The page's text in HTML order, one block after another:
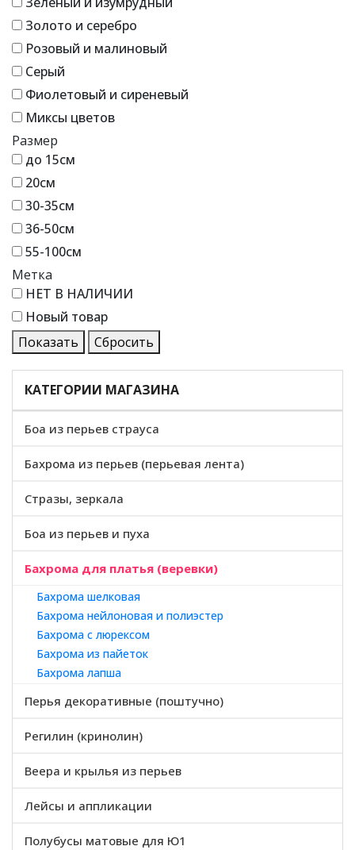
Золото и серебро
Розовый и малиновый
Серый
Фиолетовый и сиреневый
Миксы цветов
Размер
до 15см
20см
30-35см
36-50см
55-100см
Метка
НЕТ В НАЛИЧИИ
Новый товар
Показать
Сбросить
КАТЕГОРИИ МАГАЗИНА
Боа из перьев страуса
Бахрома из перьев (перьевая лента)
Стразы, зеркала
Боа из перьев и пуха
Бахрома для платья (веревки)
Бахрома шелковая
Бахрома нейлоновая и полиэстер
Бахрома с люрексом
Бахрома из пайеток
Бахрома лапша
Перья декоративные (поштучно)
Регилин (кринолин)
Веера и крылья из перьев
Лейсы и аппликации
Полубусы матовые для Ю1